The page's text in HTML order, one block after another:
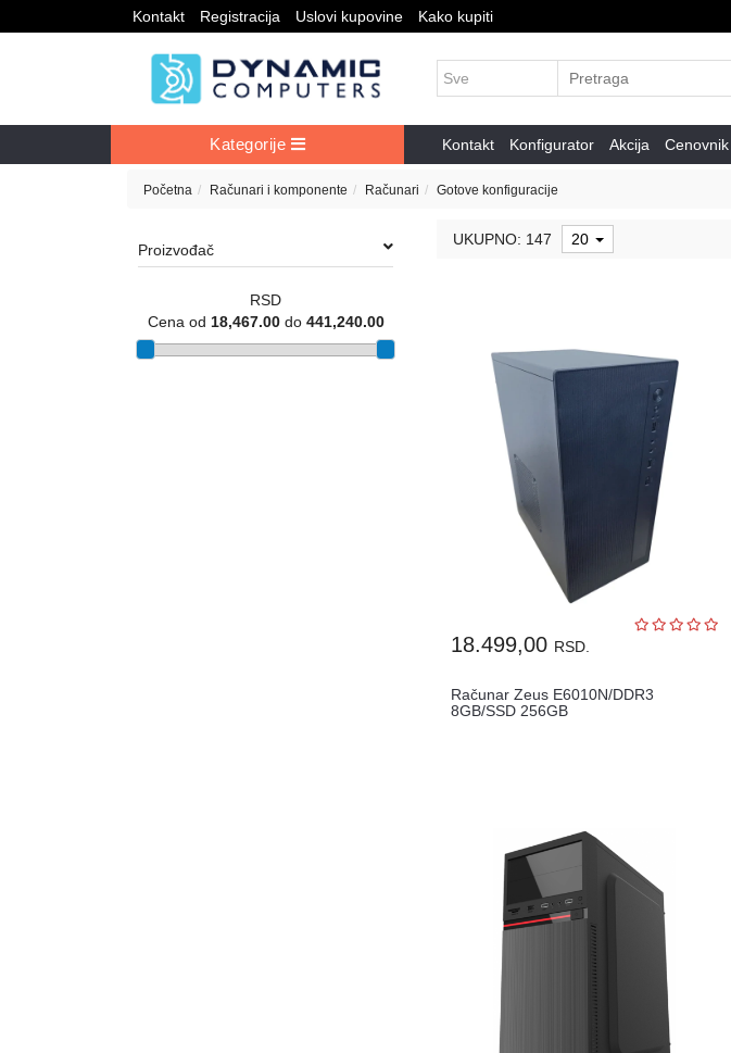
Kontakt Registracija Uslovi kupovine Kako kupiti
Kategorije Kontakt Konfigurator Akcija Cenovnik
Početna Računari i komponente Računari Gotove konfiguracije
Proizvođač
RSD
Cena od 18,467.00do 441,240.00
UKUPNO: 147 20
18.499,00 RSD.
Računar Zeus E6010N/DDR3
8GB/SSD 256GB